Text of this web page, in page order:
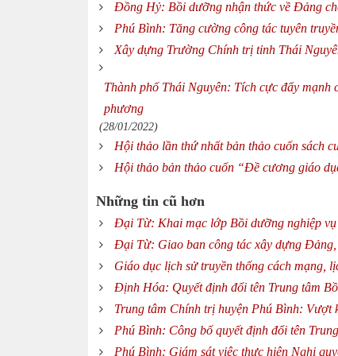
Đồng Hỷ: Bồi dưỡng nhận thức về Đảng
Phú Bình: Tăng cường công tác tuyên
Xây dựng Trường Chính trị tỉnh Thái
Thành phố Thái Nguyên: Tích cực đẩy
phương
(28/01/2022)
Hội thảo lần thứ nhất bản thảo cuốn sách
Hội thảo bản thảo cuốn “Đề cương giáo
Những tin cũ hơn
Đại Từ: Khai mạc lớp Bồi dưỡng nghiệp
Đại Từ: Giao ban công tác xây dựng Đảng,
Giáo dục lịch sử truyền thống cách mạng,
Định Hóa: Quyết định đổi tên Trung tâm
Trung tâm Chính trị huyện Phú Bình: Vượt
Phú Bình: Công bố quyết định đổi tên
Phú Bình: Giám sát việc thực hiện Nghị